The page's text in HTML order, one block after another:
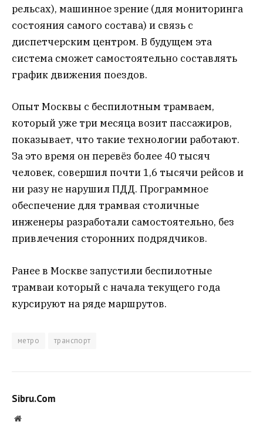
рельсах), машинное зрение (для мониторинга
состояния самого состава) и связь с
диспетчерским центром. В будущем эта
система сможет самостоятельно составлять
график движения поездов.
Опыт Москвы с беспилотным трамваем,
который уже три месяца возит пассажиров,
показывает, что такие технологии работают.
За это время он перевёз более 40 тысяч
человек, совершил почти 1,6 тысячи рейсов и
ни разу не нарушил ПДД. Программное
обеспечение для трамвая столичные
инженеры разработали самостоятельно, без
привлечения сторонних подрядчиков.
Ранее в Москве запустили беспилотные
трамваи который с начала текущего года
курсируют на ряде маршрутов.
метро транспорт
Sibru.Com
Website